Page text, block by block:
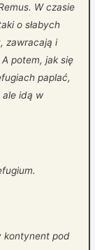
W czasie
o słabych
zawracają i
potem, jak się
paplać,
ale idą w
kontynent pod